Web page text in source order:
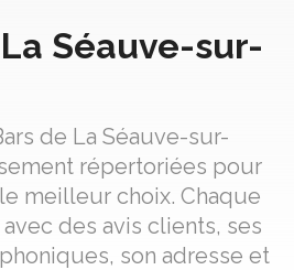
Séauve-sur-
de La Séauve-sur-
répertoriées pour
meilleur choix. Chaque
des avis clients, ses
son adresse et